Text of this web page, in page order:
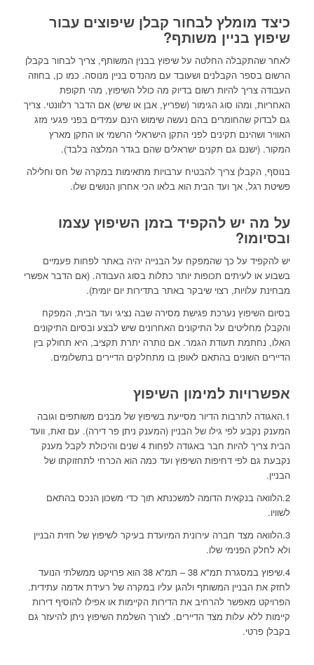
כיצד מומלץ לבחור קבלן שיפוצים עבור
שיפוץ בניין משותף?
לאחר שהתקבלה החלטה על שיפוץ בבנין המשותף, צריך לבחור בקבלן
הרשום בספר הקבלנים ושעובד עם מהנדס בניין מנוסה. כמו כן, בחוזה
העבודה צריך להיות רשום בדיוק מה כולל השיפוץ, מהי תקופת
האחריות, ומהו סוג הגימור (שפריץ, אבן או שיש) אם הדבר רלוונטי. צריך
גם לבדוק שהחומרים בהם נעשה שימוש הינם עמידים בפני פגעי מזג
האוויר ושהינם תקינים לפני התקן הישראלי הרשמי או התקן מארץ
המקור. (ישנם גם תקנים ישראלים שהם בגדר המלצה בלבד).
בנוסף, הקבלן צריך להבטיח ערבויות מתאימות במקרה של חס וחלילה
פשיטת רגל, אך ועד הבית הוא בלאו הכי אחרון הנושים שלו.
על מה יש להקפיד בזמן השיפוץ עצמו
ובסיומו?
יש להקפיד על כך שהמפקח על הבנייה יהיה באתר לפחות פעמיים
בשבוע או לעיתים תכופות יותר כתלות בסוג העבודה. (אם הדבר אפשרי
מבחינת עלויות, רצוי שיבקר באתר בתדירות יום יומית).
בסיום השיפוץ נערכת פגישת מסירה שבה נציגי ועד הבית, המפקח
והקבלן מחליטים על התיקונים האחרונים שיש לבצע ובסיום התיקונים
האלו, נחתמת תעודת הגמר. אם נותרה יתרת תקציב, היא תחולק בין
הדיירים השונים בהתאם לאופן בו מתחלקים הדיירים בתשלומים.
אפשרויות למימון השיפוץ
1.האגודה לתרבות הדיור מסייעת בשיפוץ של מבנים משותפים וגובה
המענק נקבע לפי גילו של הבניין (המענק ניתן פר דירה). עם זאת, וועד
הבית צריך להיות חבר באגודה לפחות 4 שנים והיכולת לקבל מענק
נקבעת גם לפי דחיפות השיפוץ ועד כמה הוא הכרחי לתחזוקתו של
הבניין.
2.הלוואה בנקאית הדומה למשכנתא תוך כדי משכון הנכס בהתאם
לשוויו.
3.הלוואה מצד חברה עירונית המיועדת בעיקר לשיפוץ של חזית הבניין
ולא לחלק הפנימי שלו.
4.שיפוץ במסגרת תמ"א 38 – תמ"א 38 הוא פרויקט ממשלתי הנועד
לחזק את הבניין המשותף ולהגן עליו במקרה של רעידת אדמה עתידית.
הפרויקט מאפשר להרחיב את הדירות הקיימות או אפילו להוסיף דירות
קיימות ללא עלות מצד הדיירים. לצורך השלמת השיפוץ ניתן להיעזר גם
בקבלן פרטי.